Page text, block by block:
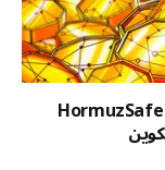
تفرض الولايات المتحدة عقوبات على شركة HormuzSafe